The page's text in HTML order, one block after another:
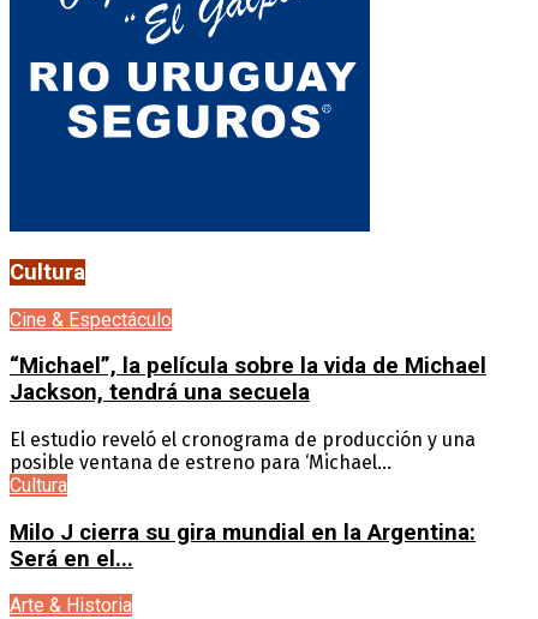
Cultura
Cine & Espectáculo
“Michael”, la película sobre la vida de Michael
Jackson, tendrá una secuela
El estudio reveló el cronograma de producción y una
posible ventana de estreno para ‘Michael...
Cultura
Milo J cierra su gira mundial en la Argentina:
Será en el...
Arte & Historia